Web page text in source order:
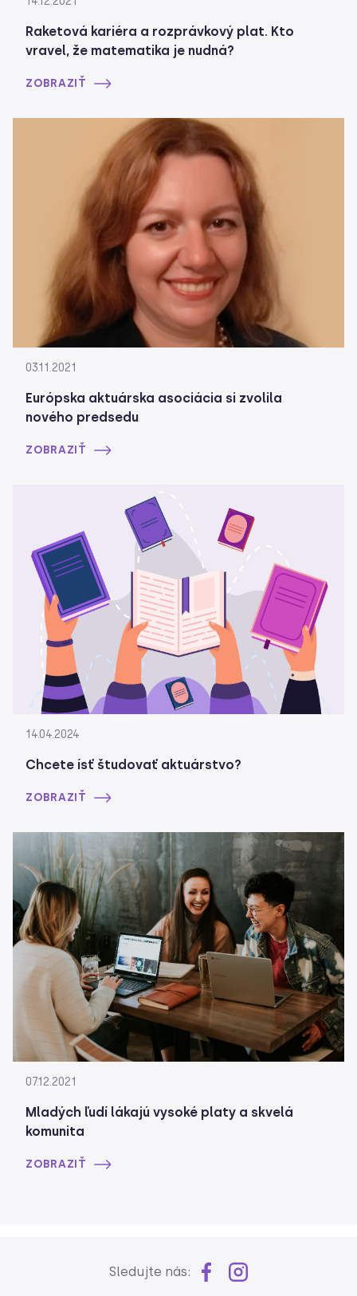
Raketová kariéra a rozprávkový plat. Kto
vravel, že matematika je nudná?
ZOBRAZIŤ
03.11.2021
Európska aktuárska asociácia si zvolila
nového predsedu
ZOBRAZIŤ
14.04.2024
Chcete ísť študovať aktuárstvo?
ZOBRAZIŤ
07.12.2021
Mladých ľudí lákajú vysoké platy a skvelá
komunita
ZOBRAZIŤ
Sledujte nás: